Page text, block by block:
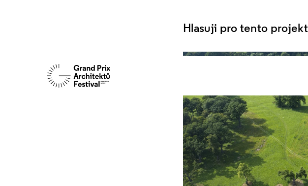
Hlasuji pro tento projekt